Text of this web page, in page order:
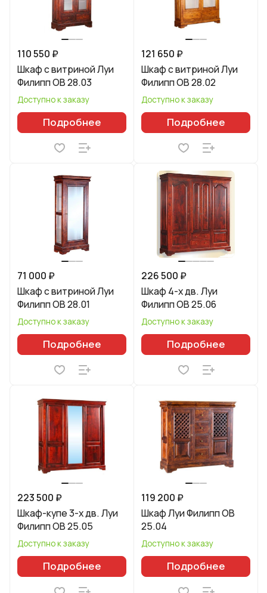
110 550 ₽
Шкаф с витриной Луи
Филипп ОВ 28.03
Доступно к заказу
Подробнее
121 650 ₽
Шкаф с витриной Луи
Филипп ОВ 28.02
Доступно к заказу
Подробнее
71 000 ₽
Шкаф с витриной Луи
Филипп ОВ 28.01
Доступно к заказу
Подробнее
226 500 ₽
Шкаф 4-х дв. Луи
Филипп ОВ 25.06
Доступно к заказу
Подробнее
223 500 ₽
Шкаф-купе 3-х дв. Луи
Филипп ОВ 25.05
Доступно к заказу
Подробнее
119 200 ₽
Шкаф Луи Филипп ОВ
25.04
Доступно к заказу
Подробнее